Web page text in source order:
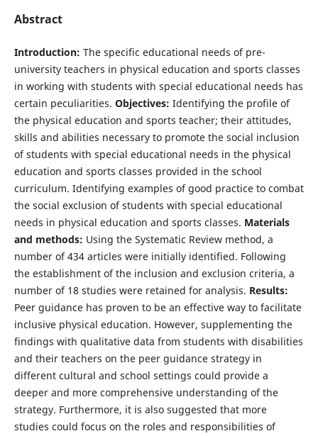
Abstract
Introduction: The specific educational needs of pre-
university teachers in physical education and sports classes
in working with students with special educational needs has
certain peculiarities. Objectives: Identifying the profile of
the physical education and sports teacher; their attitudes,
skills and abilities necessary to promote the social inclusion
of students with special educational needs in the physical
education and sports classes provided in the school
curriculum. Identifying examples of good practice to combat
the social exclusion of students with special educational
needs in physical education and sports classes. Materials
and methods: Using the Systematic Review method, a
number of 434 articles were initially identified. Following
the establishment of the inclusion and exclusion criteria, a
number of 18 studies were retained for analysis. Results:
Peer guidance has proven to be an effective way to facilitate
inclusive physical education. However, supplementing the
findings with qualitative data from students with disabilities
and their teachers on the peer guidance strategy in
different cultural and school settings could provide a
deeper and more comprehensive understanding of the
strategy. Furthermore, it is also suggested that more
studies could focus on the roles and responsibilities of